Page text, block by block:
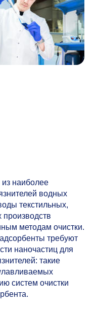
наиболее
водных
текстильных,
методам очистки.
требуют
наночастиц для
такие
систем очистки